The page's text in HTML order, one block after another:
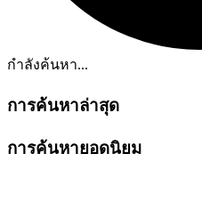
กำลังค้นหา...
การค้นหาล่าสุด
การค้นหายอดนิยม